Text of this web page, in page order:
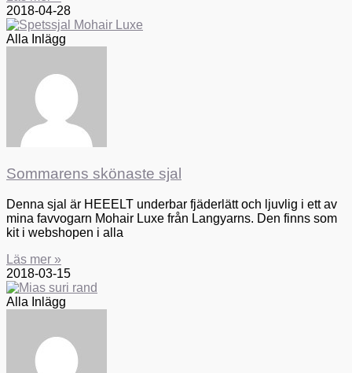
2018-04-28
Alla Inlägg
Sommarens skönaste sjal
Denna sjal är HEEELT underbar fjäderlätt och ljuvlig i ett av
mina favvogarn Mohair Luxe från Langyarns. Den finns som
kit i webshopen i alla
Läs mer »
2018-03-15
Alla Inlägg